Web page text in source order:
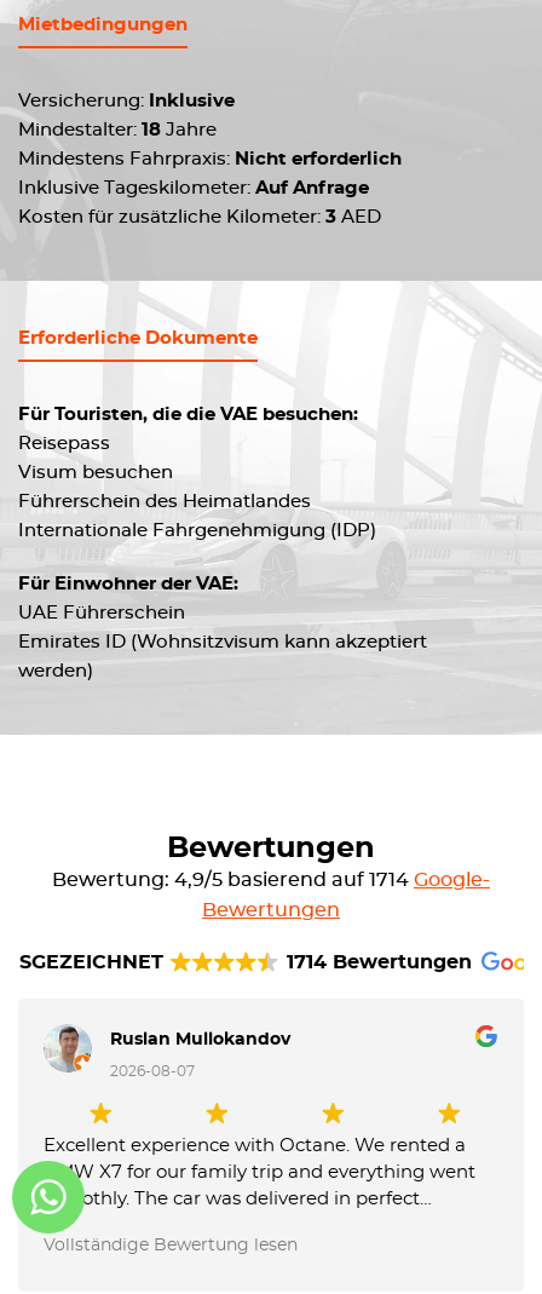
Mietbedingungen
Versicherung:
Inklusive
Mindestalter: 18 Jahre
Mindestens Fahrpraxis: Nicht erforderlich
Inklusive Tageskilometer: Auf Anfrage
Kosten für zusätzliche Kilometer: 3 AED
Erforderliche Dokumente
Für Touristen, die die VAE besuchen:
Reisepass
Visum besuchen
Führerschein des Heimatlandes
Internationale Fahrgenehmigung (IDP)
Für Einwohner der VAE:
UAE Führerschein
Emirates ID (Wohnsitzvisum kann akzeptiert
werden)
Bewertungen
Bewertung: 4,9/5 basierend auf 1714 Google-
Bewertungen
1714 Bewertungen
Ruslan Mullokandov
2026-08-07
Excellent experience with Octane. We rented a
BMW X7 for our family trip and everything went
smoothly. The car was delivered in perfect
condition, communication was fast and
professional, and the team was very flexible with
Vollständige Bewertung lesen